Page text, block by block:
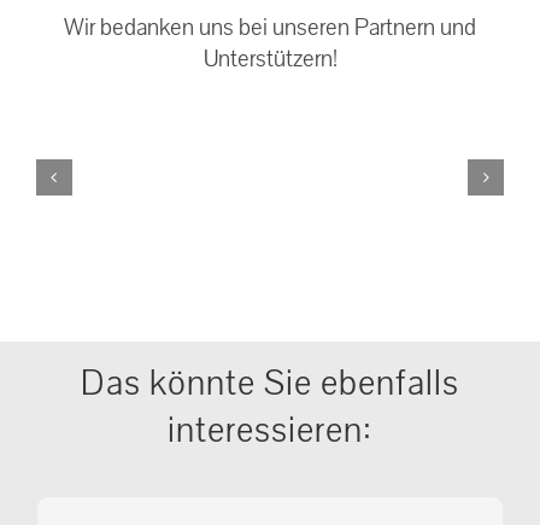
Wir bedanken uns bei unseren Partnern und
Unterstützern!
Das könnte Sie ebenfalls
interessieren: